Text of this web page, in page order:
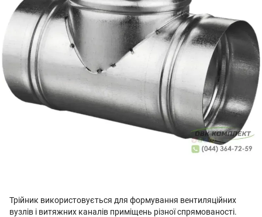
Трійник використовується для формування вентиляційних
вузлів і витяжних каналів приміщень різної спрямованості.